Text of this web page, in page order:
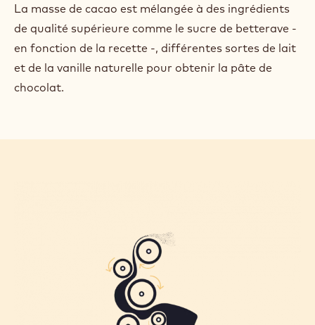
La masse de cacao est mélangée à des ingrédients
de qualité supérieure comme le sucre de betterave -
en fonction de la recette -, différentes sortes de lait
et de la vanille naturelle pour obtenir la pâte de
chocolat.